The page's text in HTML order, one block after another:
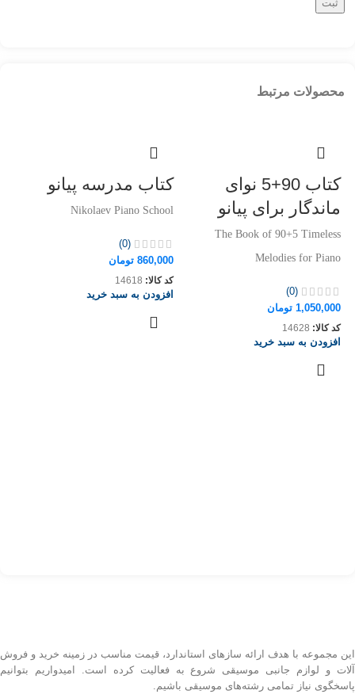
محصولات مرتبط
کتاب 90+5 نوای
ماندگار برای پیانو
The Book of 90+5 Timeless
Melodies for Piano
(0)
1,050,000 تومان
کد کالا: 14628
افزودن به سبد خرید
کتاب مدرسه پیانو
Nikolaev Piano School
(0)
860,000 تومان
کد کالا: 14618
افزودن به سبد خرید
این مجموعه با هدف ارائه سازهای استاندارد، قیمت مناسب در زمینه خرید و فروش
آلات و لوازم جانبی موسیقی شروع به فعالیت کرده است. امیدواریم بتوانیم
پاسخگوی نیاز تمامی رشته‌های موسیقی باشیم.